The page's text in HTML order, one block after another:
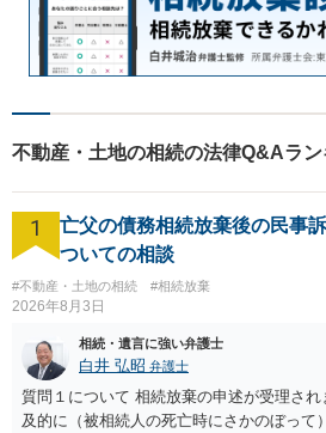
不動産・土地の相続の法律Q&Aラ
1
亡父の債務相続放棄後の民事
ついての相談
#不動産・土地の相続 #相続放棄
2026年8月3日
相続・遺言に強い弁護士
白井 弘昭 弁護士
質問１について 相続放棄の申述が受理さ
及的に（被相続人の死亡時にさかのぼって